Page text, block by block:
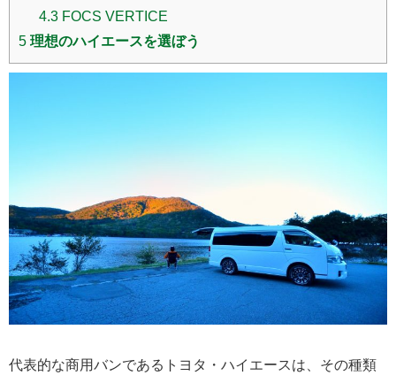
4.3 FOCS VERTICE
5 理想のハイエースを選ぼう
代表的な商用バンであるトヨタ・ハイエースは、その種類